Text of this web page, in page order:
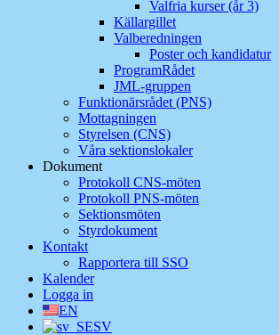
Valfria kurser (år 3)
Källargillet
Valberedningen
Poster och kandidatur
ProgramRådet
JML-gruppen
Funktionärsrådet (PNS)
Mottagningen
Styrelsen (CNS)
Våra sektionslokaler
Dokument
Protokoll CNS-möten
Protokoll PNS-möten
Sektionsmöten
Styrdokument
Kontakt
Rapportera till SSO
Kalender
Logga in
EN
SV